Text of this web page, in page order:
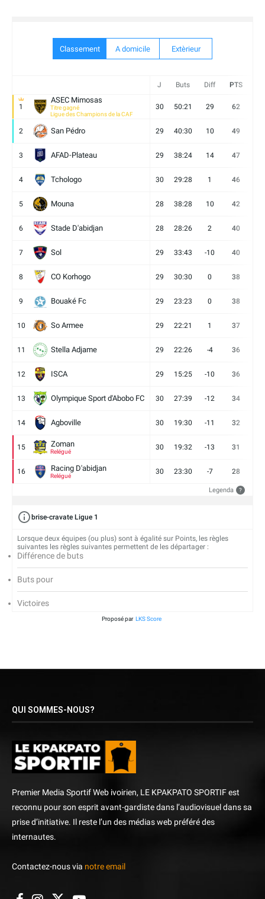
Classement A domicile Extèrieur
J Buts Diff PTS
1
ASEC Mimosas
Titre gagné
Ligue des Champions de la CAF
30 50:21 29 62
2 San Pédro 29 40:30 10 49
3 AFAD-Plateau 29 38:24 14 47
4 Tchologo 30 29:28 1 46
5 Mouna 28 38:28 10 42
6 Stade D'abidjan 28 28:26 2 40
7 Sol 29 33:43 -10 40
8 CO Korhogo 29 30:30 0 38
9 Bouaké Fc 29 23:23 0 38
10 So Armee 29 22:21 1 37
11 Stella Adjame 29 22:26 -4 36
12 ISCA 29 15:25 -10 36
13 Olympique Sport d'Abobo FC 30 27:39 -12 34
14 Agboville 30 19:30 -11 32
15 Zoman
Relégué
30 19:32 -13 31
16 Racing D'abidjan
Relégué
30 23:30 -7 28
Legenda ?
brise-cravate Ligue 1
Lorsque deux équipes (ou plus) sont à égalité sur Points, les règles
suivantes les règles suivantes permettent de les départager :
Différence de buts
Buts pour
Victoires
Proposé par LKS Score
QUI SOMMES-NOUS?
Premier Media Sportif Web ivoirien, LE KPAKPATO SPORTIF est
reconnu pour son esprit avant-gardiste dans l’audiovisuel dans sa
prise d’initiative. Il reste l’un des médias web préféré des
internautes.
Contactez-nous via notre email